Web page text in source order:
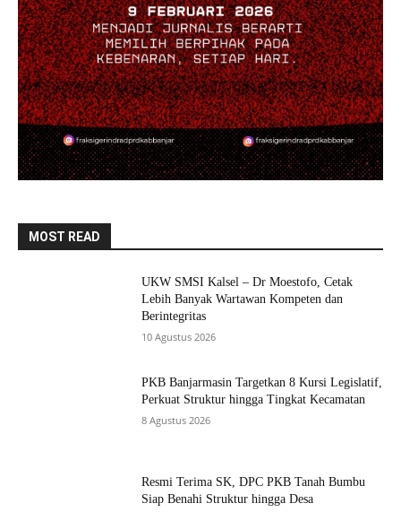
MOST READ
UKW SMSI Kalsel – Dr Moestofo, Cetak
Lebih Banyak Wartawan Kompeten dan
Berintegritas
10 Agustus 2026
PKB Banjarmasin Targetkan 8 Kursi Legislatif,
Perkuat Struktur hingga Tingkat Kecamatan
8 Agustus 2026
Resmi Terima SK, DPC PKB Tanah Bumbu
Siap Benahi Struktur hingga Desa